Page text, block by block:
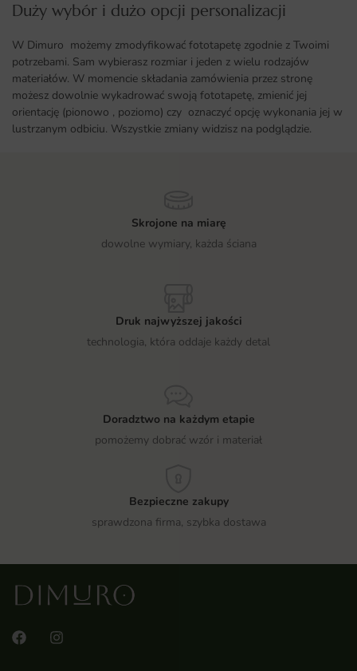
Duży wybór i dużo opcji personalizacji ​
W Dimuro możemy zmodyfikować fototapetę zgodnie z Twoimi
potrzebami. Sam wybierasz rozmiar i jeden z wielu rodzajów
materiałów. W momencie składania zamówienia przez stronę
możesz dowolnie wykadrować swoją fototapetę, zmienić jej
orientację (pionowo , poziomo) czy oznaczyć opcję wykonania jej w
lustrzanym odbiciu. Wszystkie zmiany widzisz na podglądzie.
Skrojone na miarę
dowolne wymiary, każda ściana
Druk najwyższej jakości
technologia, która oddaje każdy detal
Doradztwo na każdym etapie
pomożemy dobrać wzór i materiał
Bezpieczne zakupy
sprawdzona firma, szybka dostawa